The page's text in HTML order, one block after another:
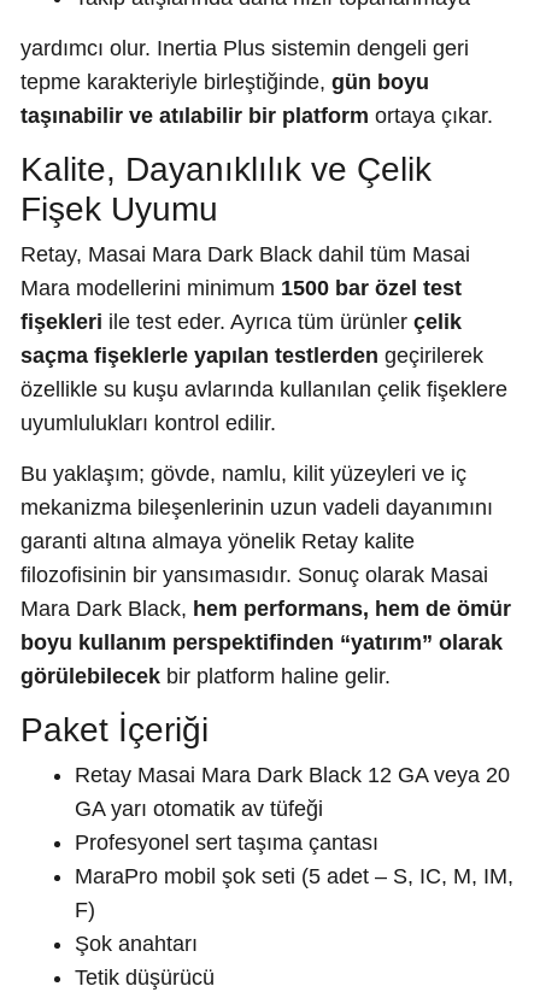
yardımcı olur. Inertia Plus sistemin dengeli geri
tepme karakteriyle birleştiğinde, gün boyu
taşınabilir ve atılabilir bir platform ortaya çıkar.
Kalite, Dayanıklılık ve Çelik
Fişek Uyumu
Retay, Masai Mara Dark Black dahil tüm Masai
Mara modellerini minimum 1500 bar özel test
fişekleri ile test eder. Ayrıca tüm ürünler çelik
saçma fişeklerle yapılan testlerden geçirilerek
özellikle su kuşu avlarında kullanılan çelik fişeklere
uyumlulukları kontrol edilir.
Bu yaklaşım; gövde, namlu, kilit yüzeyleri ve iç
mekanizma bileşenlerinin uzun vadeli dayanımını
garanti altına almaya yönelik Retay kalite
filozofisinin bir yansımasıdır. Sonuç olarak Masai
Mara Dark Black, hem performans, hem de ömür
boyu kullanım perspektifinden “yatırım” olarak
görülebilecekbir platform haline gelir.
Paket İçeriği
Retay Masai Mara Dark Black 12 GA veya 20
GA yarı otomatik av tüfeği
Profesyonel sert taşıma çantası
MaraPro mobil şok seti (5 adet – S, IC, M, IM,
F)
Şok anahtarı
Tetik düşürücü